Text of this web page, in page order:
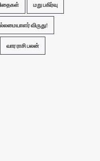
மறு பகிர்வு
விருது!
வார ராசி பலன்